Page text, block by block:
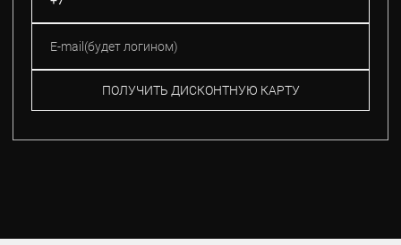
ПОЛУЧИТЬ ДИСКОНТНУЮ КАРТУ